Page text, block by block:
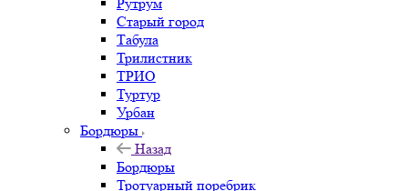
Старый город
Табула
Трилистник
ТРИО
Туртур
Урбан
Бордюры
Назад
Бордюры
Тротуарный поребрик